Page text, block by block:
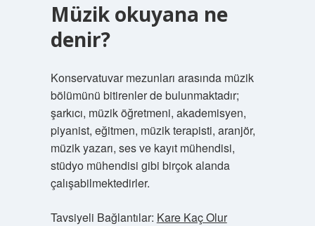
Müzik okuyana ne
denir?
Konservatuvar mezunları arasında müzik
bölümünü bitirenler de bulunmaktadır;
şarkıcı, müzik öğretmeni, akademisyen,
piyanist, eğitmen, müzik terapisti, aranjör,
müzik yazarı, ses ve kayıt mühendisi,
stüdyo mühendisi gibi birçok alanda
çalışabilmektedirler.
Tavsiyeli Bağlantılar: Kare Kaç Olur